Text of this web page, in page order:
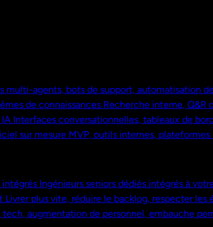
multi-agents, bots de support, automatisation
de connaissances Recherche interne, Q&R
Interfaces conversationnelles, tableaux de
sur mesure MVP, outils internes, plateformes
intégrés Ingénieurs seniors dédiés intégrés à
Livrer plus vite, réduire le backlog, respecter les
augmentation de personnel, embauche